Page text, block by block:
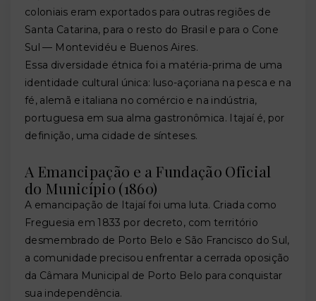
coloniais eram exportados para outras regiões de
Santa Catarina, para o resto do Brasil e para o Cone
Sul — Montevidéu e Buenos Aires.
Essa diversidade étnica foi a matéria-prima de uma
identidade cultural única: luso-açoriana na pesca e na
fé, alemã e italiana no comércio e na indústria,
portuguesa em sua alma gastronômica. Itajaí é, por
definição, uma cidade de sínteses.
A Emancipação e a Fundação Oficial
do Município (1860)
A emancipação de Itajaí foi uma luta. Criada como
Freguesia em 1833 por decreto, com território
desmembrado de Porto Belo e São Francisco do Sul,
a comunidade precisou enfrentar a cerrada oposição
da Câmara Municipal de Porto Belo para conquistar
sua independência.